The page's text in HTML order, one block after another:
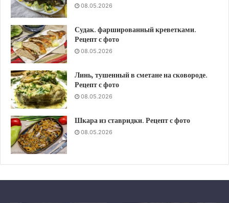
08.05.2026
Судак. фаршированный креветками.
Рецепт с фото
08.05.2026
Линь, тушенный в сметане на сковороде.
Рецепт с фото
08.05.2026
Шкара из ставридки. Рецепт с фото
08.05.2026